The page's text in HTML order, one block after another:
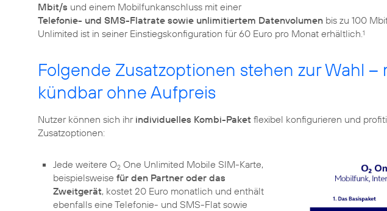
Mbit/s und einem Mobilfunkanschluss mit einer
Telefonie- und SMS-Flatrate sowie unlimitiertem Datenvolumen bis zu 100
Unlimited ist in seiner Einstiegskonfiguration für 60 Euro pro Monat erhältlich.1
Folgende Zusatzoptionen stehen zur Wahl –
kündbar ohne Aufpreis
Nutzer können sich ihr individuelles Kombi-Paket flexibel konfigurieren und
Zusatzoptionen:
Jede weitere O2 One Unlimited Mobile SIM-Karte,
beispielsweise für den Partner oder das
Zweitgerät, kostet 20 Euro monatlich und enthält
ebenfalls eine Telefonie- und SMS-Flat sowie